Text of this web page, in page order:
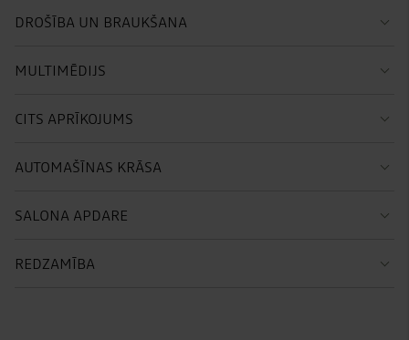
DROŠĪBA UN BRAUKŠANA
MULTIMĒDIJS
CITS APRĪKOJUMS
AUTOMAŠĪNAS KRĀSA
SALONA APDARE
REDZAMĪBA